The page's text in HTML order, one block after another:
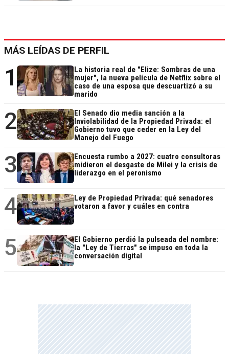
MÁS LEÍDAS DE PERFIL
1
La historia real de "Elize: Sombras de una
mujer", la nueva película de Netflix sobre el
caso de una esposa que descuartizó a su
marido
2
El Senado dio media sanción a la
Inviolabilidad de la Propiedad Privada: el
Gobierno tuvo que ceder en la Ley del
Manejo del Fuego
3
Encuesta rumbo a 2027: cuatro consultoras
midieron el desgaste de Milei y la crisis de
liderazgo en el peronismo
4
Ley de Propiedad Privada: qué senadores
votaron a favor y cuáles en contra
5
El Gobierno perdió la pulseada del nombre:
la "Ley de Tierras" se impuso en toda la
conversación digital